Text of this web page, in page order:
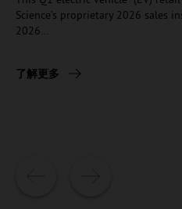
Science’s proprietary 2026 sales
2026…
了解更多